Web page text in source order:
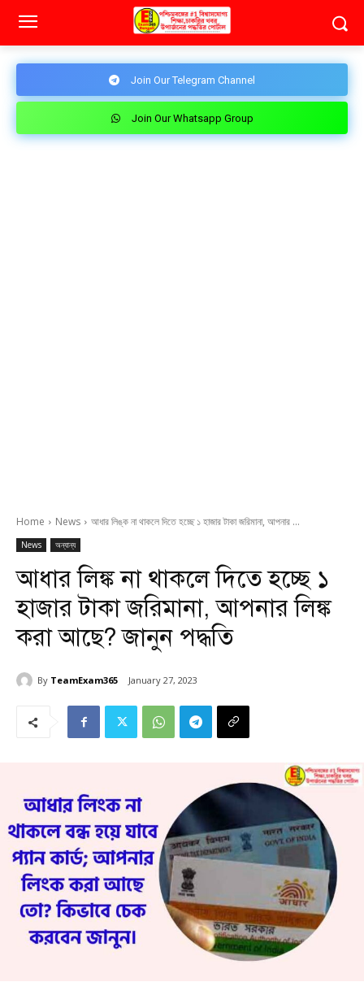
Join Our Telegram Channel
Join Our Whatsapp Group
Home News আধার লিঙ্ক না থাকলে দিতে হচ্ছে ১ হাজার টাকা জরিমানা, আপনার ...
News অন্যান্য
আধার লিঙ্ক না থাকলে দিতে হচ্ছে ১
হাজার টাকা জরিমানা, আপনার লিঙ্ক
করা আছে? জানুন পদ্ধতি
By TeamExam365 January 27, 2023